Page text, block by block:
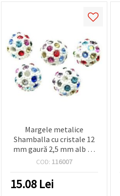
Margele metalice
Shamballa cu cristale 12
mm gaură 2,5 mm alb cu
MIX
COD: 116007
15.08 Lei